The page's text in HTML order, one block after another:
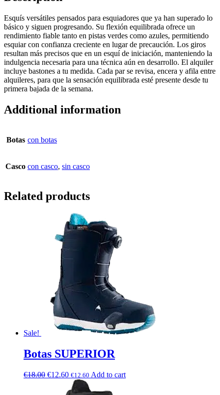
Esquís versátiles pensados para esquiadores que ya han superado lo
básico y siguen progresando. Su flexión equilibrada ofrece un
rendimiento fiable tanto en pistas verdes como azules, permitiendo
esquiar con confianza creciente en lugar de precaución. Los giros
resultan más precisos que en un esquí de iniciación, manteniendo la
indulgencia necesaria para una técnica aún en desarrollo. El alquiler
incluye bastones a tu medida. Cada par se revisa, encera y afila entre
alquileres, para que la sensación equilibrada esté presente desde tu
primera bajada de la semana.
Additional information
Botas con botas
Casco con casco, sin casco
Related products
Sale!
Botas SUPERIOR
€18.00 €12.60 €12.60 Add to cart